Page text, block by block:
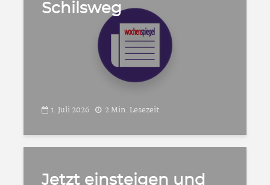
Schilsweg
1. Juli 2026 2 Min. Lesezeit
Jetzt einsteigen und